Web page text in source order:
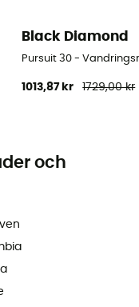
Black Diamond
Pursuit 30 -
1013,87 kr 1729,00 kr
och